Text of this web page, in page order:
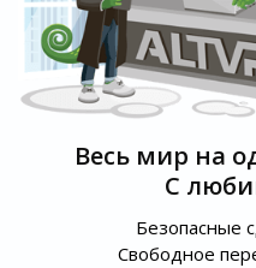
Весь мир на
С
Безопасные
Свободное